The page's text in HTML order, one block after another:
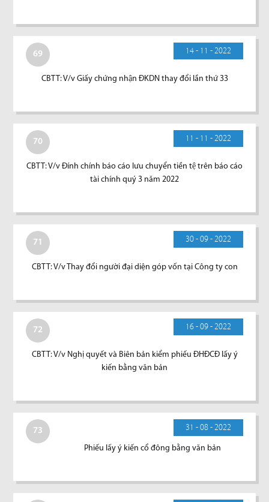
69 14 - 11 - 2022
CBTT: V/v Giấy chứng nhận ĐKDN thay đổi lần thứ 33
70 11 - 11 - 2022
CBTT: V/v Đính chính báo cáo lưu chuyển tiền tệ trên báo cáo
tài chính quý 3 năm 2022
71 30 - 09 - 2022
CBTT: V/v Thay đổi người đại diện góp vốn tại Công ty con
72 16 - 09 - 2022
CBTT: V/v Nghị quyết và Biên bản kiểm phiếu ĐHĐCĐ lấy ý
kiến bằng văn bản
73 31 - 08 - 2022
Phiếu lấy ý kiến cổ đông bằng văn bản